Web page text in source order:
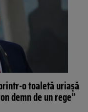
o toaletă uriașă
demn de un rege”